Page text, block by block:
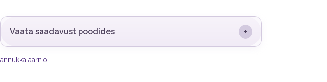
Vaata saadavust poodides +
annukka aarnio